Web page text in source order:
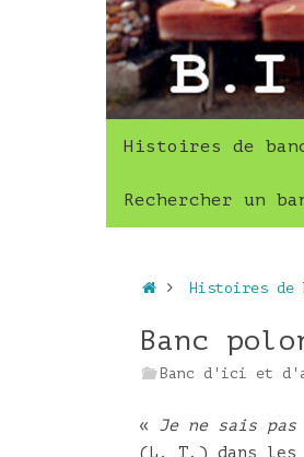
Histoires de
Rechercher un
AccueilHistoires de
Banc
Banc d'ici et
« Je ne sais pas
(L. T.) dans les